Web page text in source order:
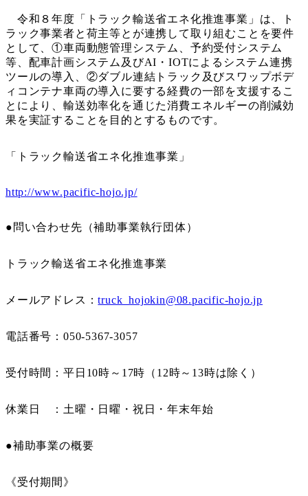
令和８年度「トラック輸送省エネ化推進事業」は、ト
ラック事業者と荷主等とが連携して取り組むことを要件
として、①車両動態管理システム、予約受付システム
等、配車計画システム及びAI・IOTによるシステム連携
ツールの導入、②ダブル連結トラック及びスワップボデ
ィコンテナ車両の導入に要する経費の一部を支援するこ
とにより、輸送効率化を通じた消費エネルギーの削減効
果を実証することを目的とするものです。
「トラック輸送省エネ化推進事業」
http://www.pacific-hojo.jp/
●問い合わせ先（補助事業執行団体）
トラック輸送省エネ化推進事業
メールアドレス：truck_hojokin@08.pacific-hojo.jp
電話番号：050-5367-3057
受付時間：平日10時～17時（12時～13時は除く）
休業日 ：土曜・日曜・祝日・年末年始
●補助事業の概要
《受付期間》